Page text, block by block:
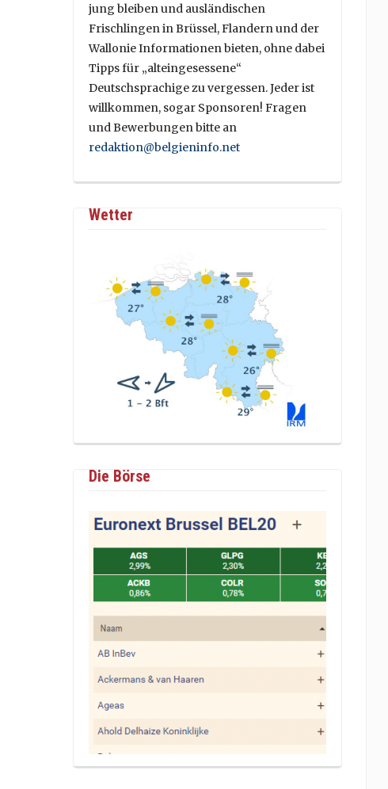
jung bleiben und ausländischen
Frischlingen in Brüssel, Flandern und der
Wallonie Informationen bieten, ohne dabei
Tipps für „alteingesessene“
Deutschsprachige zu vergessen. Jeder ist
willkommen, sogar Sponsoren! Fragen
und Bewerbungen bitte an
redaktion@belgieninfo.net
Wetter
Die Börse